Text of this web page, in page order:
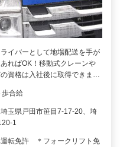
イバーとして地場配送を手が
ればOK！移動式クレーンや
資格は入社後に取得できま…
歩合給
玉県戸田市笹目7-17-20、埼
1
転免許 ＊フォークリフト免